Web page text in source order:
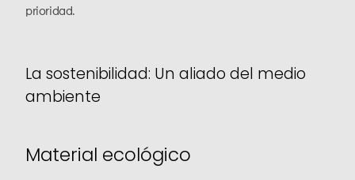
prioridad.
La sostenibilidad: Un aliado del medio
ambiente
Material ecológico